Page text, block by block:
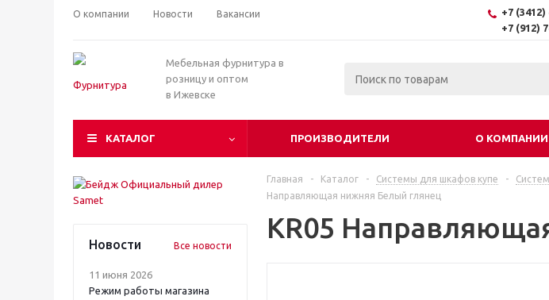
О компании Новости Вакансии
+7 (3412)
+7 (912)
Мебельная фурнитура в
розницу и оптом
в Ижевске
КАТАЛОГ ПРОИЗВОДИТЕЛИ О КОМПАНИИ
Новости Все новости
11 июня 2026
Режим работы магазина
Главная - Каталог - Системы для шкафов купе -
Направляющая нижняя Белый глянец
KR05